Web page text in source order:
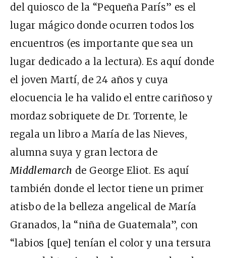
del quiosco de la “Pequeña París” es el
lugar mágico donde ocurren todos los
encuentros (es importante que sea un
lugar dedicado a la lectura). Es aquí donde
el joven Martí, de 24 años y cuya
elocuencia le ha valido el entre cariñoso y
mordaz sobriquete de Dr. Torrente, le
regala un libro a María de las Nieves,
alumna suya y gran lectora de
Middlemarch de George Eliot. Es aquí
también donde el lector tiene un primer
atisbo de la belleza angelical de María
Granados, la “niña de Guatemala”, con
“labios [que] tenían el color y una tersura